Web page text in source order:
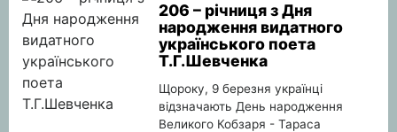
206 – річниця з Дня
народження видатного
українського поета
Т.Г.Шевченка
Щороку, 9 березня українці
відзначають День народження
Великого Кобзаря - Тараса